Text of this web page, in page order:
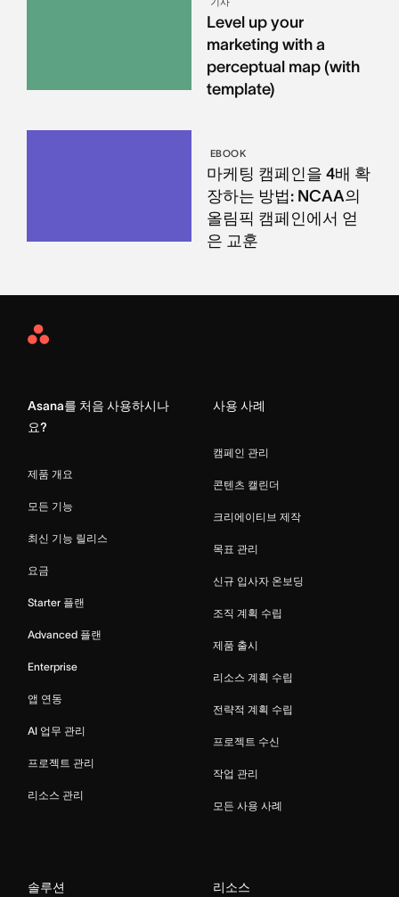
Level up your
marketing with a
perceptual map (with
template)
EBOOK
마케팅 캠페인을 4배 확
장하는 방법: NCAA의
올림픽 캠페인에서 얻
은 교훈
Asana
Asana를 처음 사용하시나
요?
제품 개요
모든 기능
최신 기능 릴리스
요금
Starter 플랜
Advanced 플랜
Enterprise
앱 연동
AI 업무 관리
프로젝트 관리
리소스 관리
사용 사례
캠페인 관리
콘텐츠 캘린더
크리에이티브 제작
목표 관리
신규 입사자 온보딩
조직 계획 수립
제품 출시
리소스 계획 수립
전략적 계획 수립
프로젝트 수신
작업 관리
모든 사용 사례
솔루션 리소스